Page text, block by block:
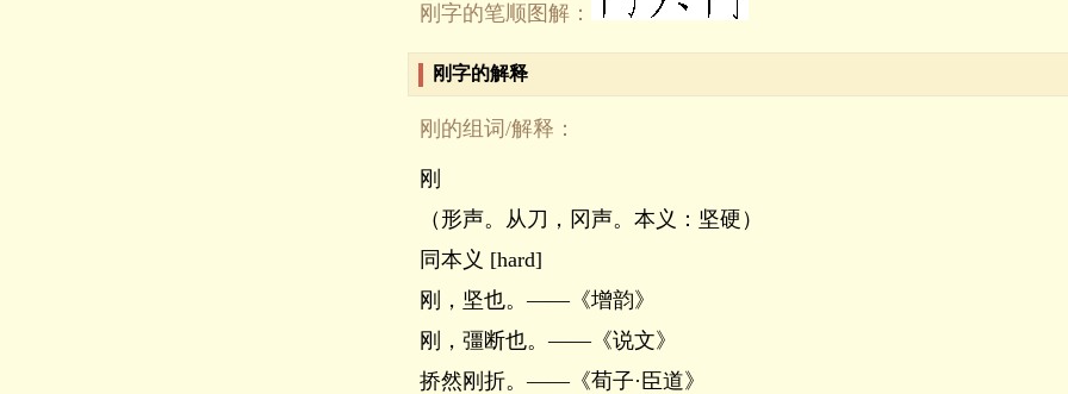
刚字的笔顺图解：
刚字的解释
刚的组词/解释：
刚
（形声。从刀，冈声。本义：坚硬）
同本义 [hard]
刚，坚也。――《增韵》
刚，彊断也。――《说文》
挢然刚折。――《荀子·臣道》